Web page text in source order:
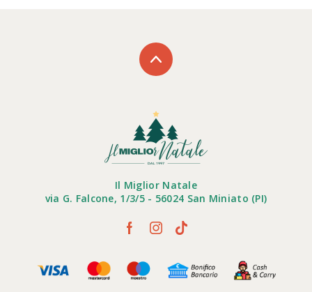
Il Miglior Natale
via G. Falcone, 1/3/5 - 56024 San Miniato (PI)